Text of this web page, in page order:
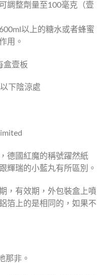
調整劑量至100毫克（壹
以上的糖水或者蜂蜜
用。
盒壹板
下陰涼處
德國紅魔的稱號躍然紙
輝瑞的小藍丸有所區別。
，有效期，外包裝盒上噴
箔上的是相同的，如果不
那非。